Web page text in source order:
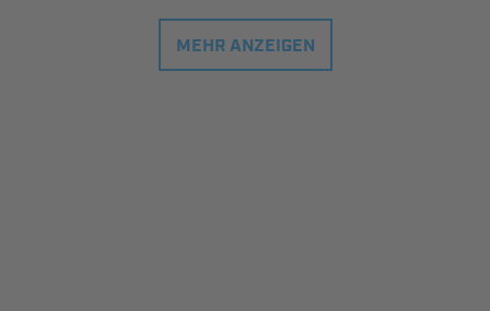
MEHR ANZEIGEN